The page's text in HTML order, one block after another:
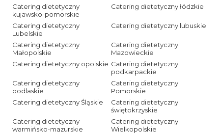
Catering dietetyczny
kujawsko-pomorskie
Catering dietetyczny łódzkie
Catering dietetyczny
Lubelskie
Catering dietetyczny lubuskie
Catering dietetyczny
Małopolskie
Catering dietetyczny
Mazowieckie
Catering dietetyczny opolskie Catering dietetyczny
podkarpackie
Catering dietetyczny
podlaskie
Catering dietetyczny
Pomorskie
Catering dietetyczny Śląskie
Catering dietetyczny
świętokrzyskie
Catering dietetyczny
warmińsko-mazurskie
Catering dietetyczny
Wielkopolskie